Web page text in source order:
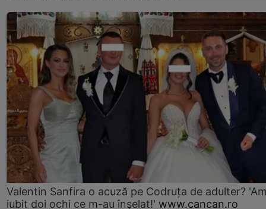
Valentin Sanfira o acuză pe Codruța de adulter?
iubit doi ochi ce m-au înșelat!' www.cancan.ro